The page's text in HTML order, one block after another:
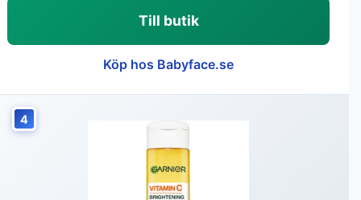
Till butik
Köp hos Babyface.se
4